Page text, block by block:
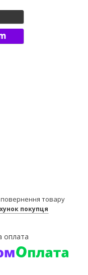
повернення товару
покупця